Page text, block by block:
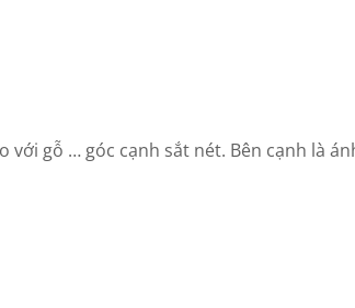
gỗ … góc cạnh sắt nét. Bên cạnh là